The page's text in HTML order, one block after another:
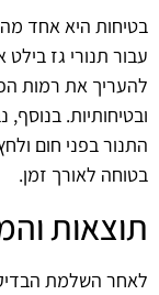
בטיחות היא אחד
עבור תנורי גז
להעריך את רמות
ובטיחותיות.
התנור בפני חום
בטוחה לאורך זמן.
תוצאות
לאחר השלמת